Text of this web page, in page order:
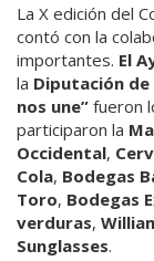
La X edición del
contó con la
importantes. El
la Diputación de
nos une” fueron
participaron la
Occidental,
Cola, Bodegas
Toro, Bodegas
verduras,
Sunglasses.